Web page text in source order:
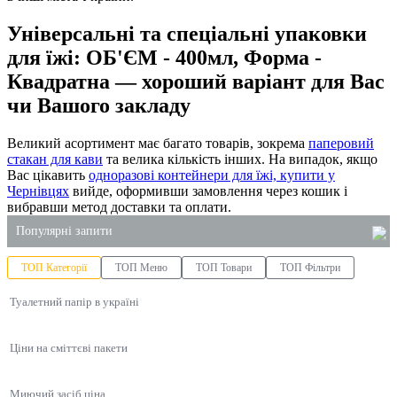
Універсальні та спеціальні упаковки
для їжі: ОБ'ЄМ - 400мл, Форма -
Квадратна — хороший варіант для Вас
чи Вашого закладу
Великий асортимент має багато товарів, зокрема паперовий
стакан для кави та велика кількість інших. На випадок, якщо
Вас цікавить одноразові контейнери для їжі, купити у
Чернівцях вийде, оформивши замовлення через кошик і
вибравши метод доставки та оплати.
Популярні запити
купити супниці одноразові
купити пакети для сміття
паперові рушники опт київ
ТОП Категорії ТОП Меню ТОП Товари ТОП Фільтри
Туалетний папір в україні
Ціни на сміттєві пакети
Миючий засіб ціна